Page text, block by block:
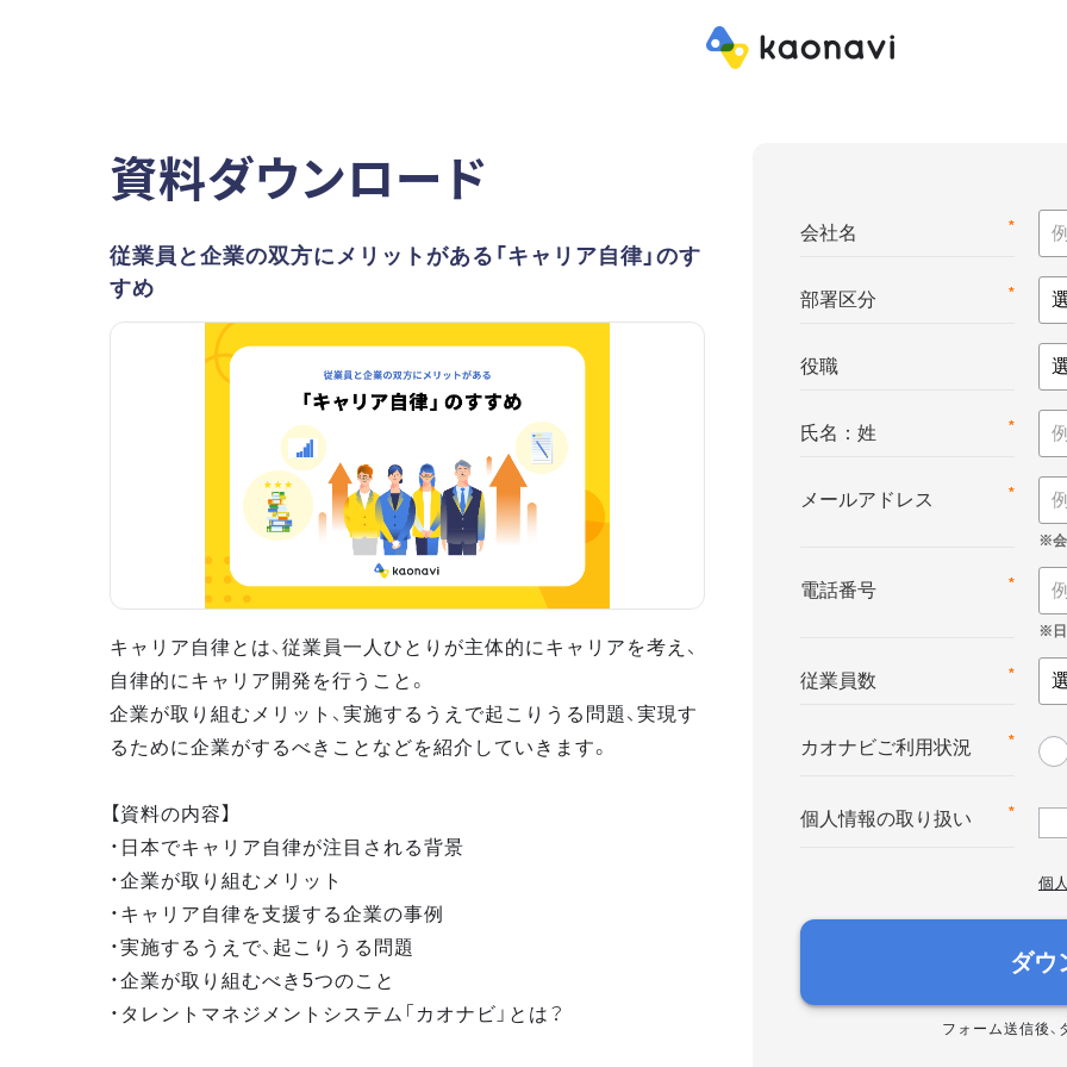
資料ダウンロード
従業員と企業の双方にメリットがある「キャリア自律」のす
すめ
キャリア自律とは、従業員一人ひとりが主体的にキャリアを考え、
自律的にキャリア開発を行うこと。
企業が取り組むメリット、実施するうえで起こりうる問題、実現す
るために企業がするべきことなどを紹介していきます。
【資料の内容】
・日本でキャリア自律が注目される背景
・企業が取り組むメリット
・キャリア自律を支援する企業の事例
・実施するうえで、起こりうる問題
・企業が取り組むべき5つのこと
・タレントマネジメントシステム「カオナビ」とは？
*
会社名
*
部署区分
役職
*
氏名：姓
*
メールアドレス
*
電話番号
*
従業員数
*
カオナビご利用状況
*
個人情報の取り扱い
個
ダウ
フォーム送信後